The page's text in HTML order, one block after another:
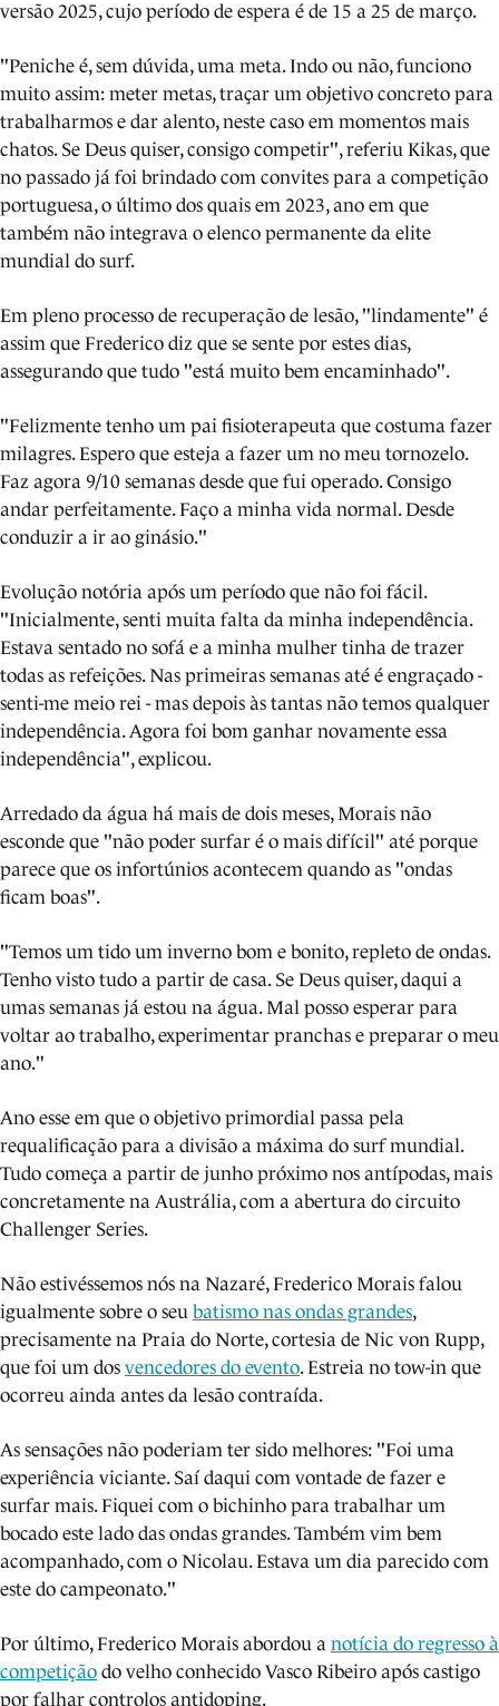
versão 2025, cujo período de espera é de 15 a 25 de março.
"Peniche é, sem dúvida, uma meta. Indo ou não, funciono
muito assim: meter metas, traçar um objetivo concreto para
trabalharmos e dar alento, neste caso em momentos mais
chatos. Se Deus quiser, consigo competir", referiu Kikas, que
no passado já foi brindado com convites para a competição
portuguesa, o último dos quais em 2023, ano em que
também não integrava o elenco permanente da elite
mundial do surf.
Em pleno processo de recuperação de lesão, "lindamente" é
assim que Frederico diz que se sente por estes dias,
assegurando que tudo "está muito bem encaminhado".
"Felizmente tenho um pai fisioterapeuta que costuma fazer
milagres. Espero que esteja a fazer um no meu tornozelo.
Faz agora 9/10 semanas desde que fui operado. Consigo
andar perfeitamente. Faço a minha vida normal. Desde
conduzir a ir ao ginásio."
Evolução notória após um período que não foi fácil.
"Inicialmente, senti muita falta da minha independência.
Estava sentado no sofá e a minha mulher tinha de trazer
todas as refeições. Nas primeiras semanas até é engraçado -
senti-me meio rei - mas depois às tantas não temos qualquer
independência. Agora foi bom ganhar novamente essa
independência", explicou.
Arredado da água há mais de dois meses, Morais não
esconde que "não poder surfar é o mais difícil" até porque
parece que os infortúnios acontecem quando as "ondas
ficam boas".
"Temos um tido um inverno bom e bonito, repleto de ondas.
Tenho visto tudo a partir de casa. Se Deus quiser, daqui a
umas semanas já estou na água. Mal posso esperar para
voltar ao trabalho, experimentar pranchas e preparar o meu
ano."
Ano esse em que o objetivo primordial passa pela
requalificação para a divisão a máxima do surf mundial.
Tudo começa a partir de junho próximo nos antípodas, mais
concretamente na Austrália, com a abertura do circuito
Challenger Series.
Não estivéssemos nós na Nazaré, Frederico Morais falou
igualmente sobre o seu batismo nas ondas grandes,
precisamente na Praia do Norte, cortesia de Nic von Rupp,
que foi um dos vencedores do evento. Estreia no tow-in que
ocorreu ainda antes da lesão contraída.
As sensações não poderiam ter sido melhores: "Foi uma
experiência viciante. Saí daqui com vontade de fazer e
surfar mais. Fiquei com o bichinho para trabalhar um
bocado este lado das ondas grandes. Também vim bem
acompanhado, com o Nicolau. Estava um dia parecido com
este do campeonato."
Por último, Frederico Morais abordou a notícia do regresso à
competição do velho conhecido Vasco Ribeiro após castigo
por falhar controlos antidoping.